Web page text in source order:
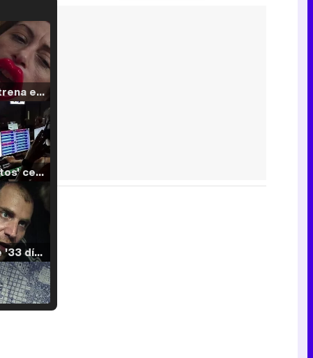
Filmin estrena el tráiler de 'Millennial Mal', su nueva comedia universitaria de la mano de Lorena Iglesias
'120 Minutos' celebra sus 2.000 programas en Telemadrid con un vídeo del día a día en la redacción
Tráiler de '33 días', la nueva serie de Atresplayer con Julián Villagrán y José Manuel Poga